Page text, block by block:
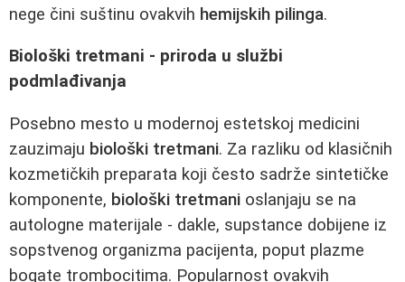
nege čini suštinu ovakvih hemijskih pilinga.
Biološki tretmani - priroda u službi
podmlađivanja
Posebno mesto u modernoj estetskoj medicini
zauzimaju biološki tretmani. Za razliku od klasičnih
kozmetičkih preparata koji često sadrže sintetičke
komponente, biološki tretmani oslanjaju se na
autologne materijale - dakle, supstance dobijene iz
sopstvenog organizma pacijenta, poput plazme
bogate trombocitima. Popularnost ovakvih